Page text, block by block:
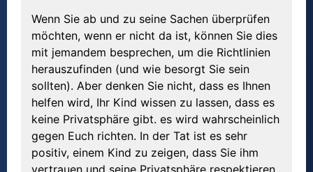
Wenn Sie ab und zu seine Sachen überprüfen
möchten, wenn er nicht da ist, können Sie dies
mit jemandem besprechen, um die Richtlinien
herauszufinden (und wie besorgt Sie sein
sollten). Aber denken Sie nicht, dass es Ihnen
helfen wird, Ihr Kind wissen zu lassen, dass es
keine Privatsphäre gibt. es wird wahrscheinlich
gegen Euch richten. In der Tat ist es sehr
positiv, einem Kind zu zeigen, dass Sie ihm